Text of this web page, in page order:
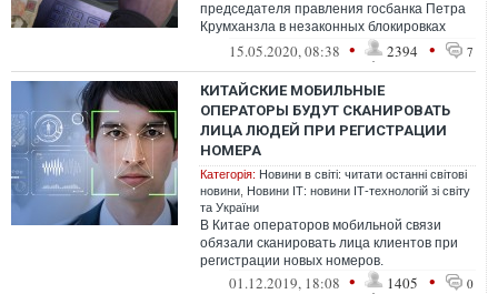
председателя правления госбанка Петра
Крумханзла в незаконных блокировках
средств на счетах. По их словам,
Крумханзл выда...
15.05.2020, 08:38 • 2394 • 7
КИТАЙСКИЕ МОБИЛЬНЫЕ
ОПЕРАТОРЫ БУДУТ СКАНИРОВАТЬ
ЛИЦА ЛЮДЕЙ ПРИ РЕГИСТРАЦИИ
НОМЕРА
Категорія: Новини в світі: читати останні світові
новини Новини ІТ: новини ІТ-технологій зі світу
та України
В Китае операторов мобильной связи
обязали сканировать лица клиентов при
регистрации новых номеров.
01.12.2019, 18:08 • 1405 • 0